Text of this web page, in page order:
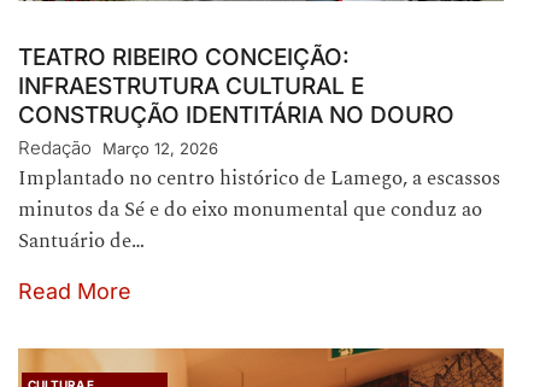
TEATRO RIBEIRO CONCEIÇÃO:
INFRAESTRUTURA CULTURAL E
CONSTRUÇÃO IDENTITÁRIA NO DOURO
Redação Março 12, 2026
Implantado no centro histórico de Lamego, a escassos
minutos da Sé e do eixo monumental que conduz ao
Santuário de…
Read More